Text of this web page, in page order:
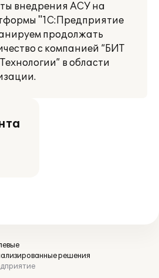
внедрения АСУ на
"1С:Предприятие
продолжать
с компанией “БИТ
в области
решения